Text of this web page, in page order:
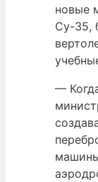
новые
Су-35,
—